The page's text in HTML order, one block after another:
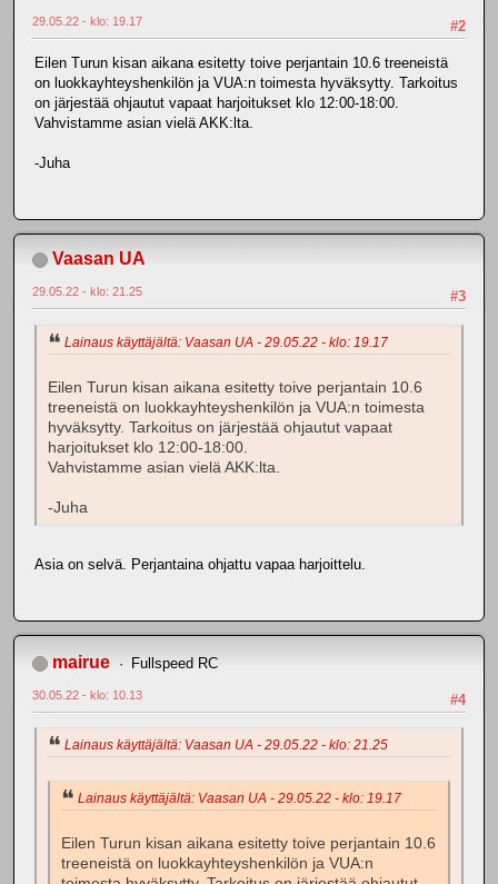
#2
29.05.22 - klo: 19.17
Eilen Turun kisan aikana esitetty toive perjantain 10.6 treeneistä
on luokkayhteyshenkilön ja VUA:n toimesta hyväksytty. Tarkoitus
on järjestää ohjautut vapaat harjoitukset klo 12:00-18:00.
Vahvistamme asian vielä AKK:lta.
-Juha
Vaasan UA
#3
29.05.22 - klo: 21.25
Lainaus käyttäjältä: Vaasan UA - 29.05.22 - klo: 19.17
Eilen Turun kisan aikana esitetty toive perjantain 10.6
treeneistä on luokkayhteyshenkilön ja VUA:n toimesta
hyväksytty. Tarkoitus on järjestää ohjautut vapaat
harjoitukset klo 12:00-18:00.
Vahvistamme asian vielä AKK:lta.
-Juha
Asia on selvä. Perjantaina ohjattu vapaa harjoittelu.
mairue Fullspeed RC
#4
30.05.22 - klo: 10.13
Lainaus käyttäjältä: Vaasan UA - 29.05.22 - klo: 21.25
Lainaus käyttäjältä: Vaasan UA - 29.05.22 - klo: 19.17
Eilen Turun kisan aikana esitetty toive perjantain 10.6
treeneistä on luokkayhteyshenkilön ja VUA:n